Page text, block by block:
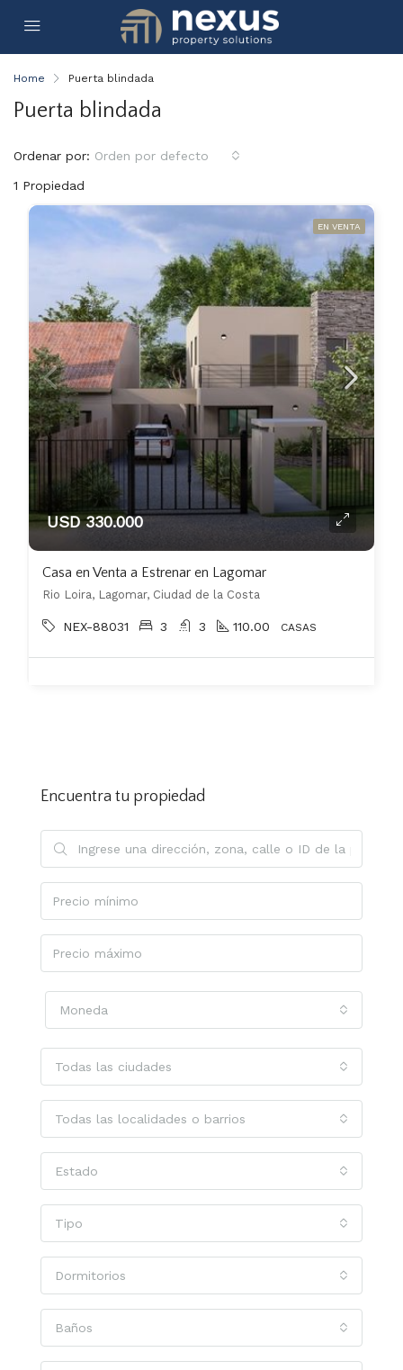
Home Puerta blindada
Puerta blindada
1 Propiedad
Ordenar por: Orden por defecto
EN VENTA
USD 330.000
Casa en Venta a Estrenar en Lagomar
Rio Loira, Lagomar, Ciudad de la Costa
NEX-88031 3 3 110.00 CASAS
Encuentra tu propiedad
Moneda
Todas las ciudades
Todas las localidades o barrios
Estado
Tipo
Dormitorios
Baños